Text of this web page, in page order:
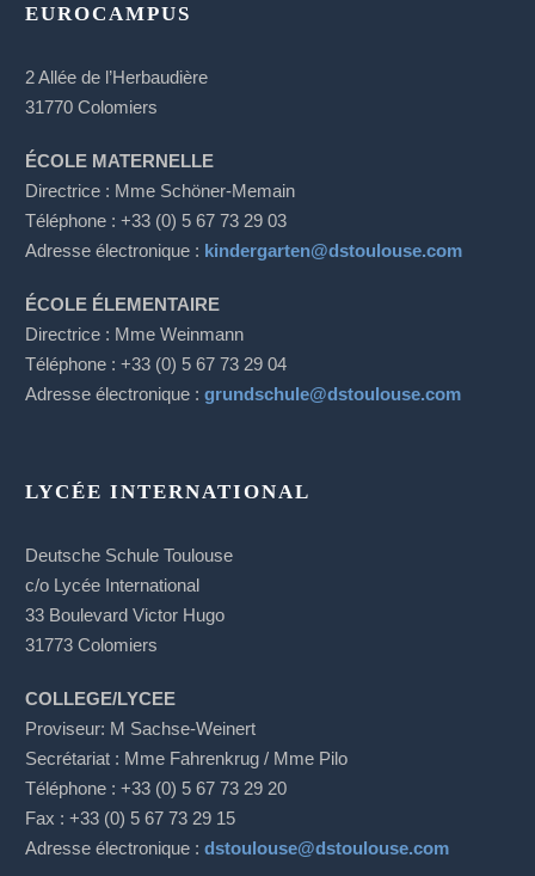
EUROCAMPUS
2 Allée de l’Herbaudière
31770 Colomiers
ÉCOLE MATERNELLE
Directrice : Mme Schöner-Memain
Téléphone : +33 (0) 5 67 73 29 03
Adresse électronique : kindergarten@dstoulouse.com
ÉCOLE ÉLEMENTAIRE
Directrice : Mme Weinmann
Téléphone : +33 (0) 5 67 73 29 04
Adresse électronique :grundschule@dstoulouse.com
LYCÉE INTERNATIONAL
Deutsche Schule Toulouse
c/o Lycée International
33 Boulevard Victor Hugo
31773 Colomiers
COLLEGE/LYCEE
Proviseur: M Sachse-Weinert
Secrétariat : Mme Fahrenkrug / Mme Pilo
Téléphone : +33 (0) 5 67 73 29 20
Fax : +33 (0) 5 67 73 29 15
Adresse électronique :dstoulouse@dstoulouse.com